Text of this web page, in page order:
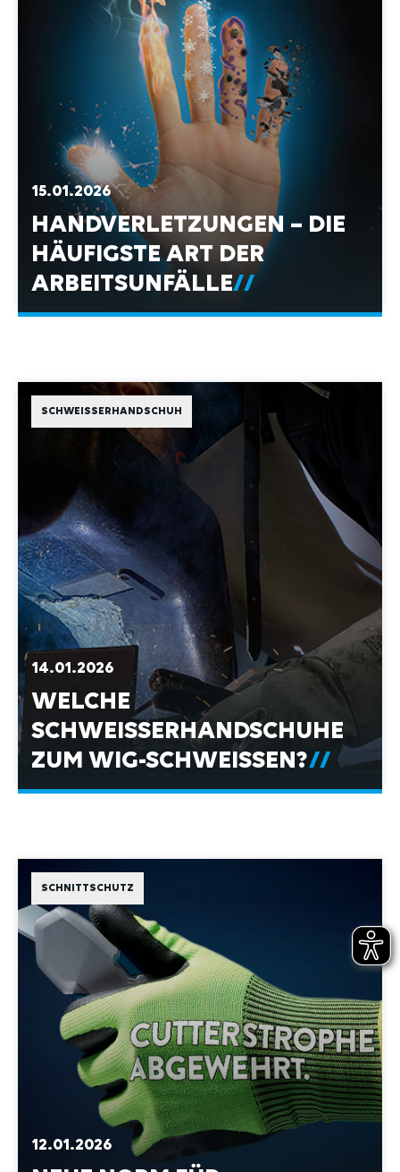
15.01.2026
HANDVERLETZUNGEN – DIE
HÄUFIGSTE ART DER
ARBEITSUNFÄLLE
SCHWEISSERHANDSCHUH
14.01.2026
WELCHE
SCHWEISSERHANDSCHUHE Z
UM WIG-SCHWEISSEN?
12.01.2026
NEUE NORM FÜR